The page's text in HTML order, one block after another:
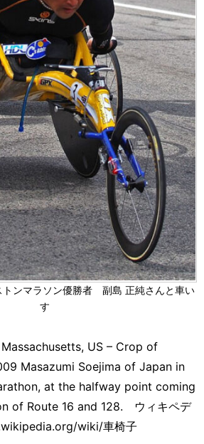
ンマラソン優勝者 副島 正純さんと車い
す
US – Crop of
Masazumi Soejima of Japan in
at the halfway point coming
of Route 16 and 128. ウィキペデ
wiki/車椅子